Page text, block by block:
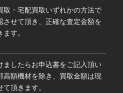
取・宅配買取いずれかの方法で
させて頂き、正確な査定金額を
す。
ましたらお申込書をご記入頂い
高額機材を除き、買取金額は現
頂きます。